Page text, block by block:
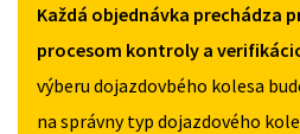
Každá objednávka prechádza
procesom kontroly a
výberu dojazdovbého kolesa
na správny typ dojazdového